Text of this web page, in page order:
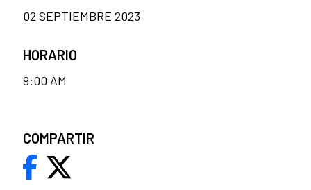
02 SEPTIEMBRE 2023
HORARIO
9:00 AM
COMPARTIR